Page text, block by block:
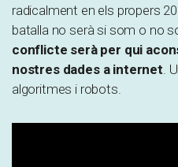
radicalment en els propers
batalla no serà si som o no
conflicte serà per qui
nostres dades a internet .
algoritmes i robots.